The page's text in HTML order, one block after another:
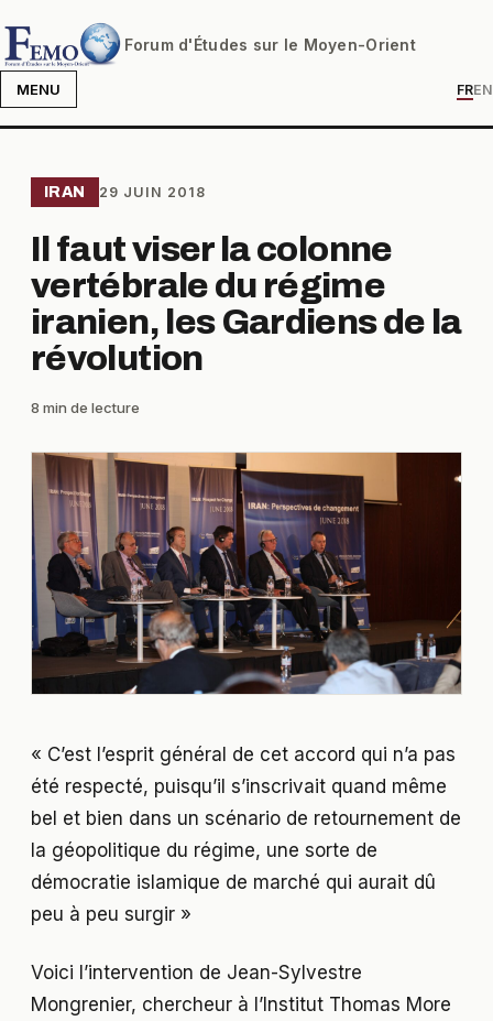
Forum d'Études sur le Moyen-Orient
MENU FREN
IRAN 29 JUIN 2018
Il faut viser la colonne
vertébrale du régime
iranien, les Gardiens de la
révolution
8 min de lecture
« C’est l’esprit général de cet accord qui n’a pas
été respecté, puisqu’il s’inscrivait quand même
bel et bien dans un scénario de retournement de
la géopolitique du régime, une sorte de
démocratie islamique de marché qui aurait dû
peu à peu surgir »
Voici l’intervention de Jean-Sylvestre
Mongrenier, chercheur à l’Institut Thomas More